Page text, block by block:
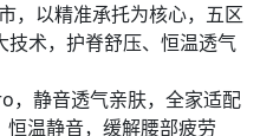
以精准承托为核心，五区
技术，护脊舒压、恒温透气
，静音透气亲肤，全家适配
温静音，缓解腰部疲劳